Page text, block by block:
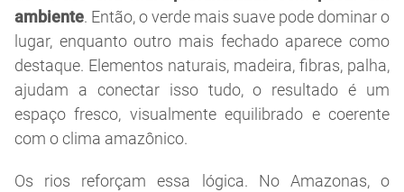
ambiente. Então, o verde mais suave pode dominar o
lugar, enquanto outro mais fechado aparece como
destaque. Elementos naturais, madeira, fibras, palha,
ajudam a conectar isso tudo, o resultado é um
espaço fresco, visualmente equilibrado e coerente
com o clima amazônico.
Os rios reforçam essa lógica. No Amazonas, o